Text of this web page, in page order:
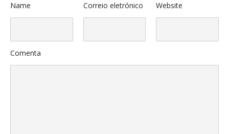
Name Correio eletrónico Website
Comenta